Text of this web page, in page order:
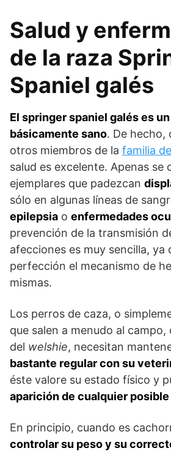
Salud y
de la raza
Spaniel galés
El springer spaniel galés es
básicamente sano. De hecho,
otros miembros de la familia
salud es excelente. Apenas se
ejemplares que padezcan
sólo en algunas líneas de
epilepsia o enfermedades
prevención de la transmisión
afecciones es muy sencilla, ya
perfección el mecanismo de
mismas.
Los perros de caza, o
que salen a menudo al campo,
del welshie, necesitan
bastante regular con su
éste valore su estado físico y
aparición de cualquier
En principio, cuando es
controlar su peso y su